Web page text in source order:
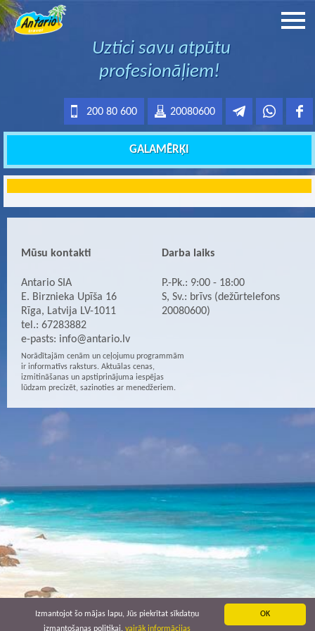
Uztici savu atpūtu
profesionāļiem!
20080600
200 80 600
GALAMĒRĶI
Mūsu kontakti
Antario SIA
E. Birznieka Upīša 16
Rīga, Latvija LV-1011
tel.: 67283882
e-pasts: info@antario.lv
Darba laiks
P.-Pk.: 9:00 - 18:00
S, Sv.: brīvs (dežūrtelefons
20080600)
Norādītajām cenām un ceļojumu programmām
ir informatīvs raksturs. Aktuālas cenas,
izmitināšanas un apstiprinājuma iespējas
lūdzam precizēt, sazinoties ar menedžeriem.
OK
Izmantojot šo mājas lapu, Jūs piekrītat sīkdatņu
izmantošanas politikai. vairāk informācijas